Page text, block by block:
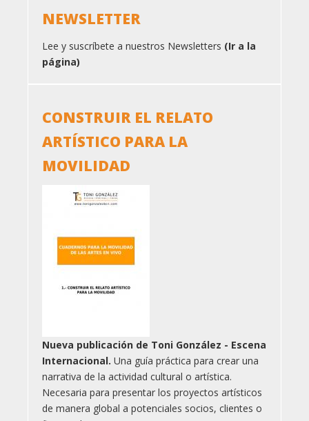
NEWSLETTER
Lee y suscríbete a nuestros Newsletters (Ir a la
página)
CONSTRUIR EL RELATO
ARTÍSTICO PARA LA
MOVILIDAD
Nueva publicación de Toni González - Escena
Internacional. Una guía práctica para crear una
narrativa de la actividad cultural o artística.
Necesaria para presentar los proyectos artísticos
de manera global a potenciales socios, clientes o